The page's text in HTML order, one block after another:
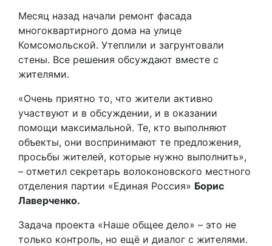
Месяц назад начали ремонт фасада
многоквартирного дома на улице
Комсомольской. Утеплили и загрунтовали
стены. Все решения обсуждают вместе с
жителями.
«Очень приятно то, что жители активно
участвуют и в обсуждении, и в оказании
помощи максимальной. Те, кто выполняют
объекты, они воспринимают те предложения,
просьбы жителей, которые нужно выполнить»,
– отметил секретарь волоконовского местного
отделения партии «Единая Россия» Борис
Лаверченко.
Задача проекта «Наше общее дело» – это не
только контроль, но ещё и диалог с жителями.